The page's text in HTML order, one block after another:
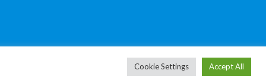
Cookie Settings Accept All